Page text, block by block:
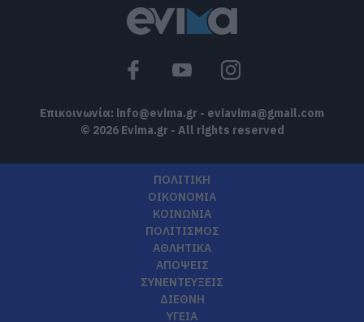
Επικοινωνία: info@evima.gr - eviavima@gmail.com
© 2026 Evima.gr - All rights reserved
ΠΟΛΙΤΙΚΗ
ΟΙΚΟΝΟΜΙΑ
ΚΟΙΝΩΝΙΑ
ΠΟΛΙΤΙΣΜΟΣ
ΑΘΛΗΤΙΚΑ
ΑΠΟΨΕΙΣ
ΣΥΝΕΝΤΕΥΞΕΙΣ
ΔΙΕΘΝΗ
ΥΓΕΙΑ